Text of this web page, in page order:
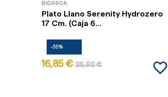
BIDASOA
Plato Llano Serenity Hydrozero
17 Cm. (Caja 6...
-35%
16,85 € 25,92 € favorite_border